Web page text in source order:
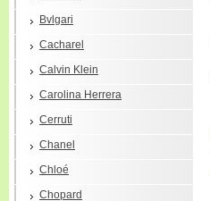
Bvlgari
Cacharel
Calvin Klein
Carolina Herrera
Cerruti
Chanel
Chloé
Chopard